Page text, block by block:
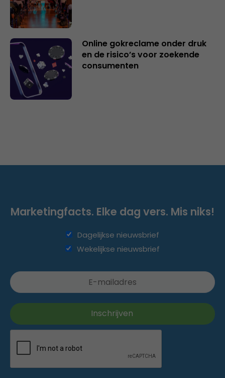
Online gokreclame onder druk
en de risico’s voor zoekende
consumenten
Marketingfacts. Elke dag vers. Mis niks!
Dagelijkse nieuwsbrief
Wekelijkse nieuwsbrief